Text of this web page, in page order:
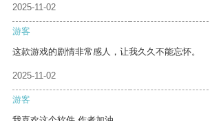
2025-11-02
游客
这款游戏的剧情非常感人，让我久久不能忘怀。
2025-11-02
游客